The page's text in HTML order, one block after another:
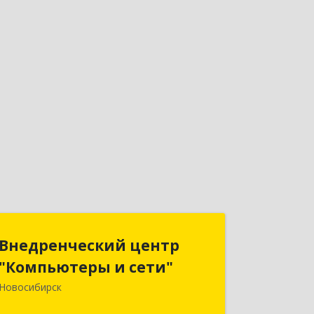
Внедренческий центр
"Компьютеры и сети"
Новосибирск
Внедренческий центр
"Компьютеры и сети"
630075, Новосибирская обл,